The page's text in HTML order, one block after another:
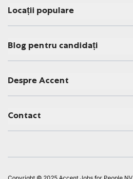
Locații populare
Blog pentru candidați
Despre Accent
Contact